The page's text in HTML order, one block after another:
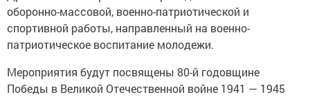
оборонно-массовой, военно-патриотической и
спортивной работы, направленный на военно-
патриотическое воспитание молодежи.
Мероприятия будут посвящены 80-й годовщине
Победы в Великой Отечественной войне 1941 — 1945